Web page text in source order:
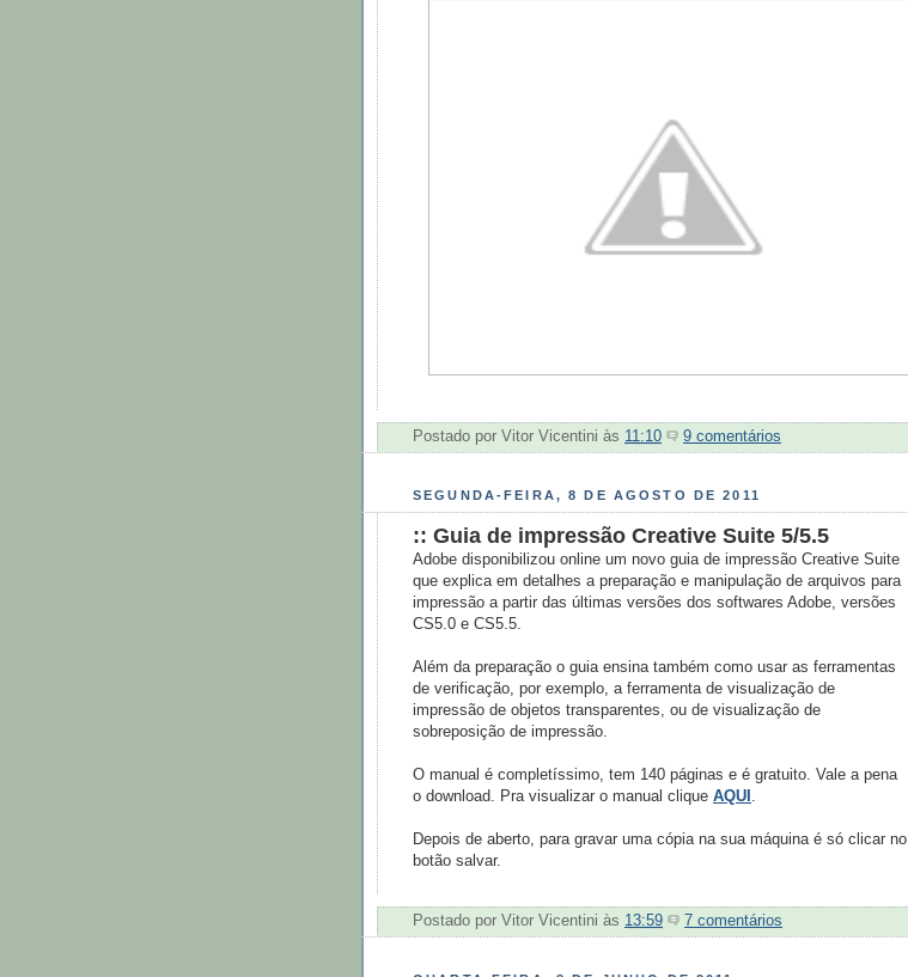
Postado por Vitor Vicentini às 11:10 9 comentários
SEGUNDA-FEIRA, 8 DE AGOSTO DE 2011
:: Guia de impressão Creative Suite 5/5.5
Adobe disponibilizou online um novo guia de impressão Creative Suite
que explica em detalhes a preparação e manipulação de arquivos para
impressão a partir das últimas versões dos softwares Adobe, versões
CS5.0 e CS5.5.
Além da preparação o guia ensina também como usar as ferramentas
de verificação, por exemplo, a ferramenta de visualização de
impressão de objetos transparentes, ou de visualização de
sobreposição de impressão.
O manual é completíssimo, tem 140 páginas e é gratuito. Vale a pena
o download. Pra visualizar o manual clique AQUI .
Depois de aberto, para gravar uma cópia na sua máquina é só clicar no
botão salvar.
Postado por Vitor Vicentini às 13:59 7 comentários